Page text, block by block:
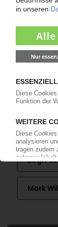
Mehr zu ...
Bosch
Birgit
Mark